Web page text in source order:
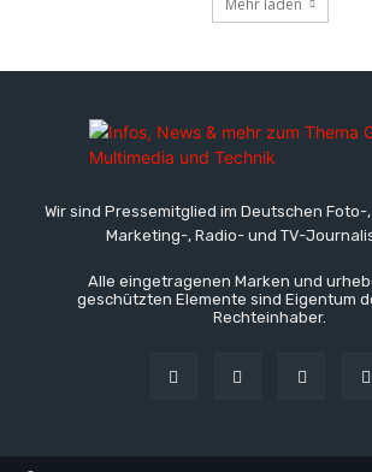
Mehr laden
Wir sind Pressemitglied im Deutschen
Marketing-, Radio- und TV-
Alle eingetragenen Marken und
geschützten Elemente sind Eigentum
Rechteinhaber.